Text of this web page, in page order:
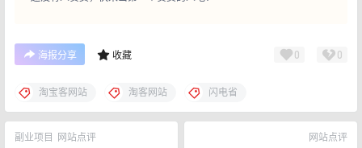
海报分享 收藏 0 0
淘宝客网站 淘客网站 闪电省
副业项目 网站点评 网站点评